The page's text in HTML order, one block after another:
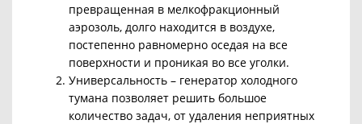
превращенная в мелкофракционный
аэрозоль, долго находится в воздухе,
постепенно равномерно оседая на все
поверхности и проникая во все уголки.
Универсальность – генератор холодного
тумана позволяет решить большое
количество задач, от удаления неприятных